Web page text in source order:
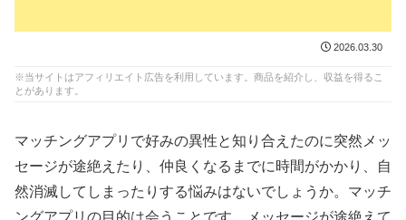
2026.03.30
※当サイトはアフィリエイト広告を利用しています。商品を紹介し、収益を得るこ
とがあります。
マッチングアプリで好みの異性と知り合えたのに突然メッ
セージが途絶えたり、仲良くなるまでに時間がかかり、自
然消滅してしまったりする悩みはないでしょうか。マッチ
ングアプリの目的は会うことです。メッセージが途絶えて